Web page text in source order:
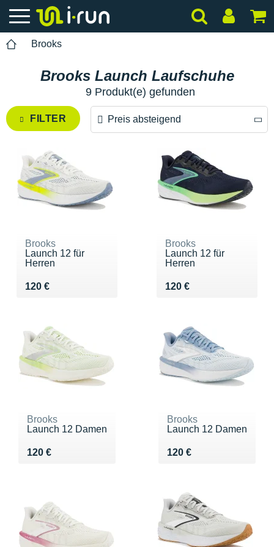
Brooks
Brooks Launch Laufschuhe
9 Produkt(e) gefunden
FILTER Preis absteigend
Preis aufsteigend
Brooks
Launch 12 für
Herren
120 €
Vendu 120 €
Brooks
Launch 12 für
Herren
120 €
Vendu 120 €
Brooks
Launch 12 Damen
120 €
Vendu 120 €
Brooks
Launch 12 Damen
120 €
Vendu 120 €